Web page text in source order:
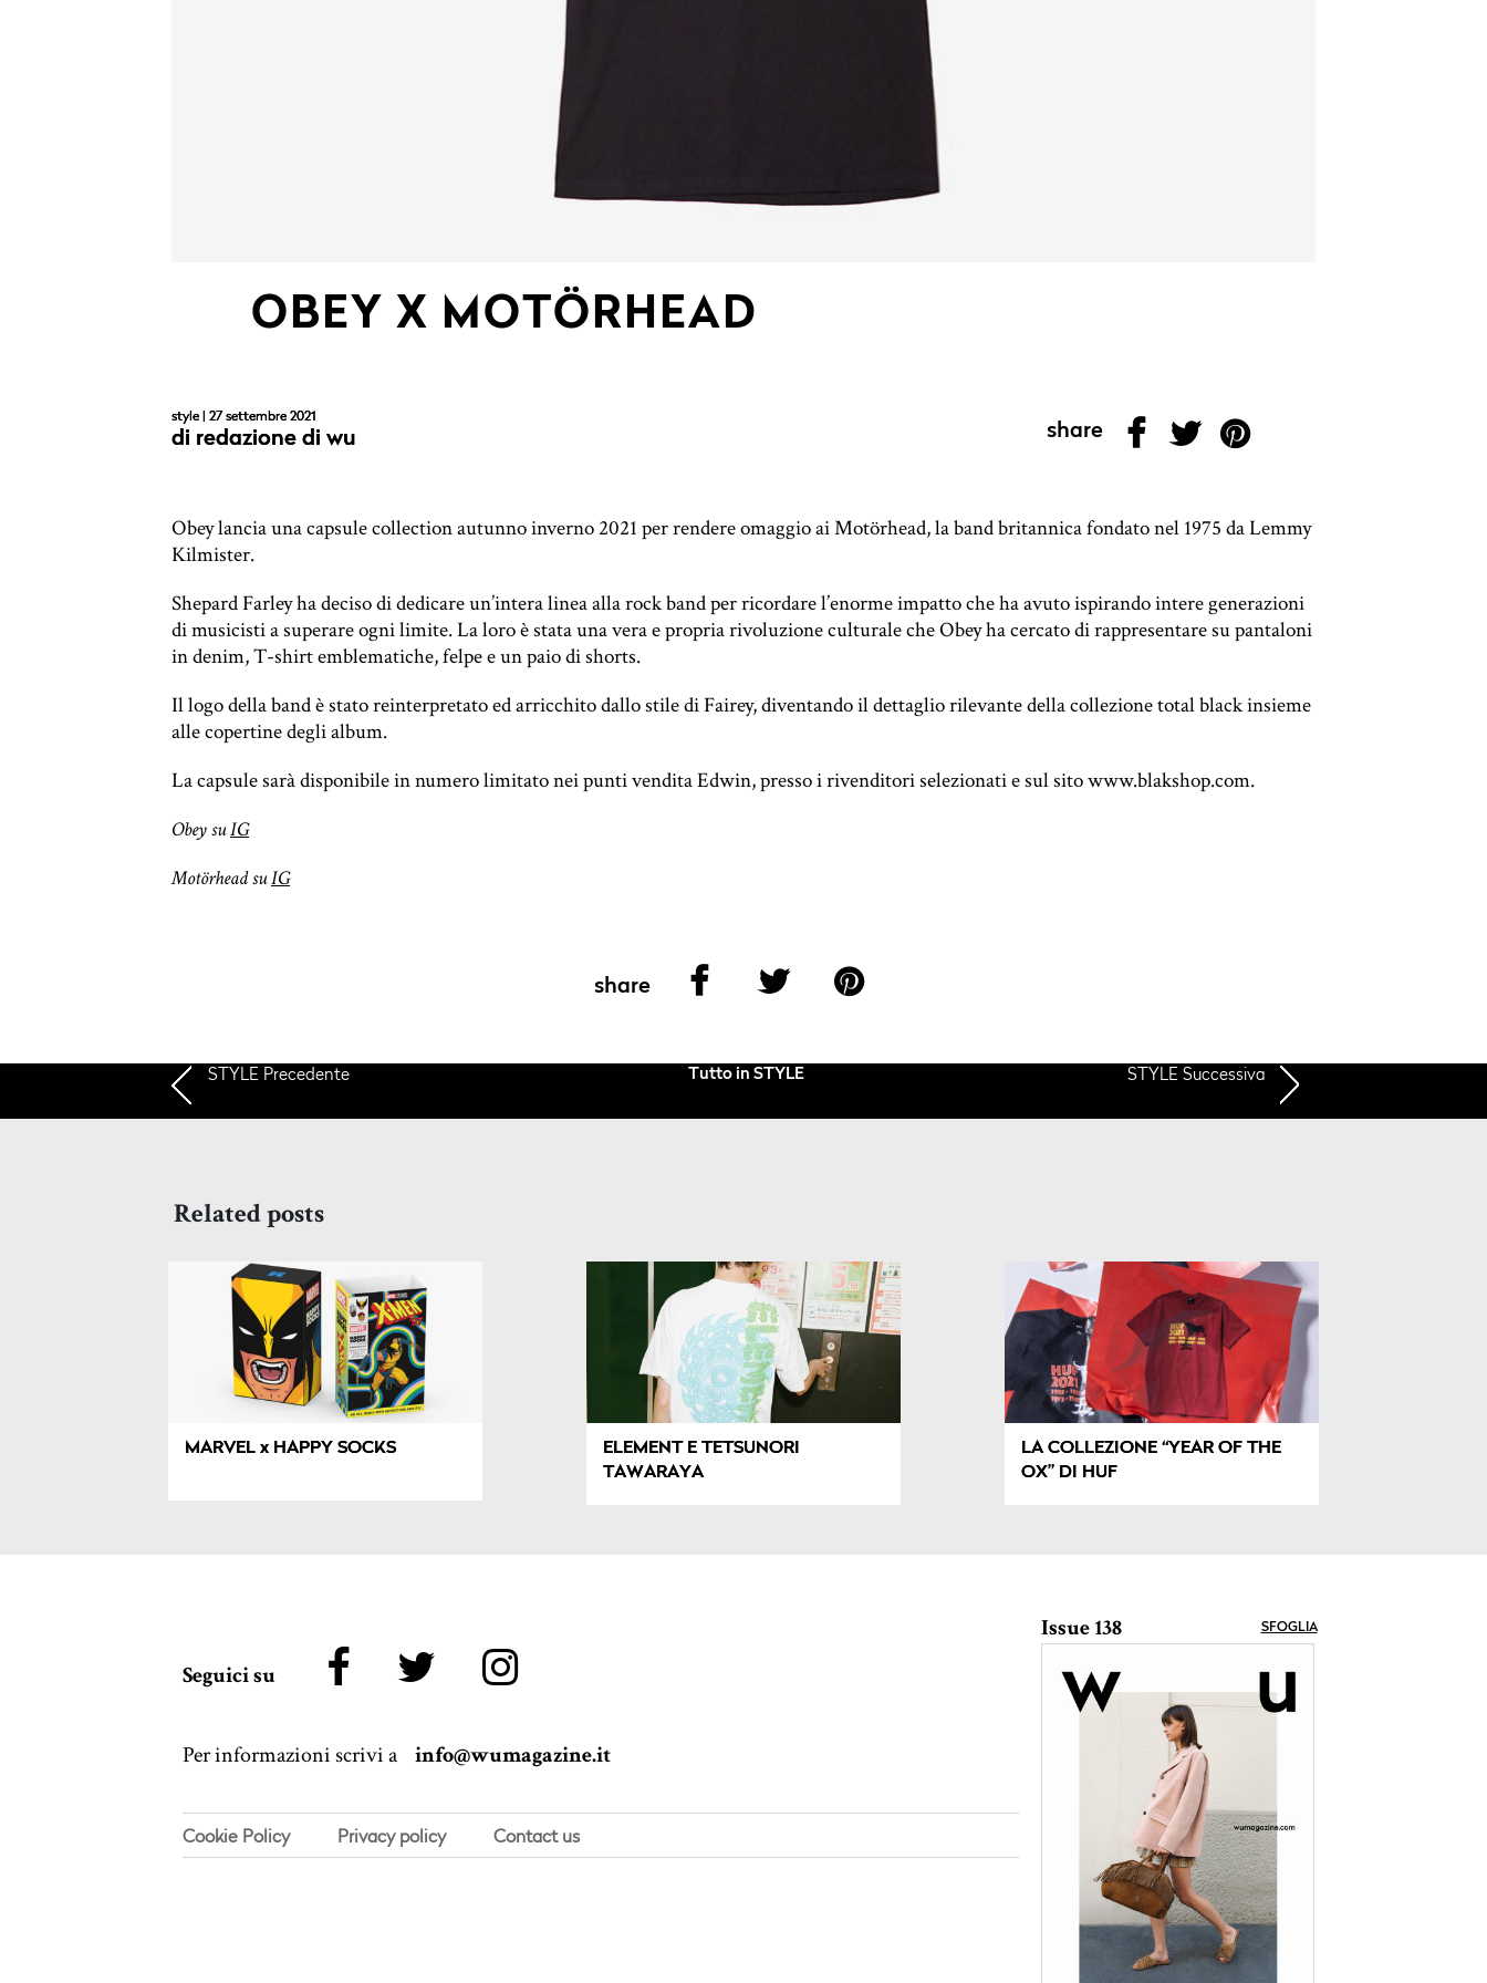
OBEY X MOTÖRHEAD
style | 27 settembre 2021
di redazione di wu share
Obey lancia una capsule collection autunno inverno 2021 per rendere omaggio ai Motörhead, la band britannica fondato nel 1975 da Lemmy
Kilmister.
Shepard Farley ha deciso di dedicare un’intera linea alla rock band per ricordare l’enorme impatto che ha avuto ispirando intere generazioni
di musicisti a superare ogni limite. La loro è stata una vera e propria rivoluzione culturale che Obey ha cercato di rappresentare su pantaloni
in denim, T-shirt emblematiche, felpe e un paio di shorts.
Il logo della band è stato reinterpretato ed arricchito dallo stile di Fairey, diventando il dettaglio rilevante della collezione total black insieme
alle copertine degli album.
La capsule sarà disponibile in numero limitato nei punti vendita Edwin, presso i rivenditori selezionati e sul sitowww.blakshop.com.
Obey suIG
Motörhead suIG
share
STYLE Precedente Tutto in STYLE STYLE Successiva
Related posts
MARVEL x HAPPY SOCKS
ELEMENT E TETSUNORI
TAWARAYA
LA COLLEZIONE “YEAR OF THE
OX” DI HUF
Seguici su
Per informazioni scrivi a info@wumagazine.it
Cookie Policy Privacy policy Contact us
Issue 138 SFOGLIA